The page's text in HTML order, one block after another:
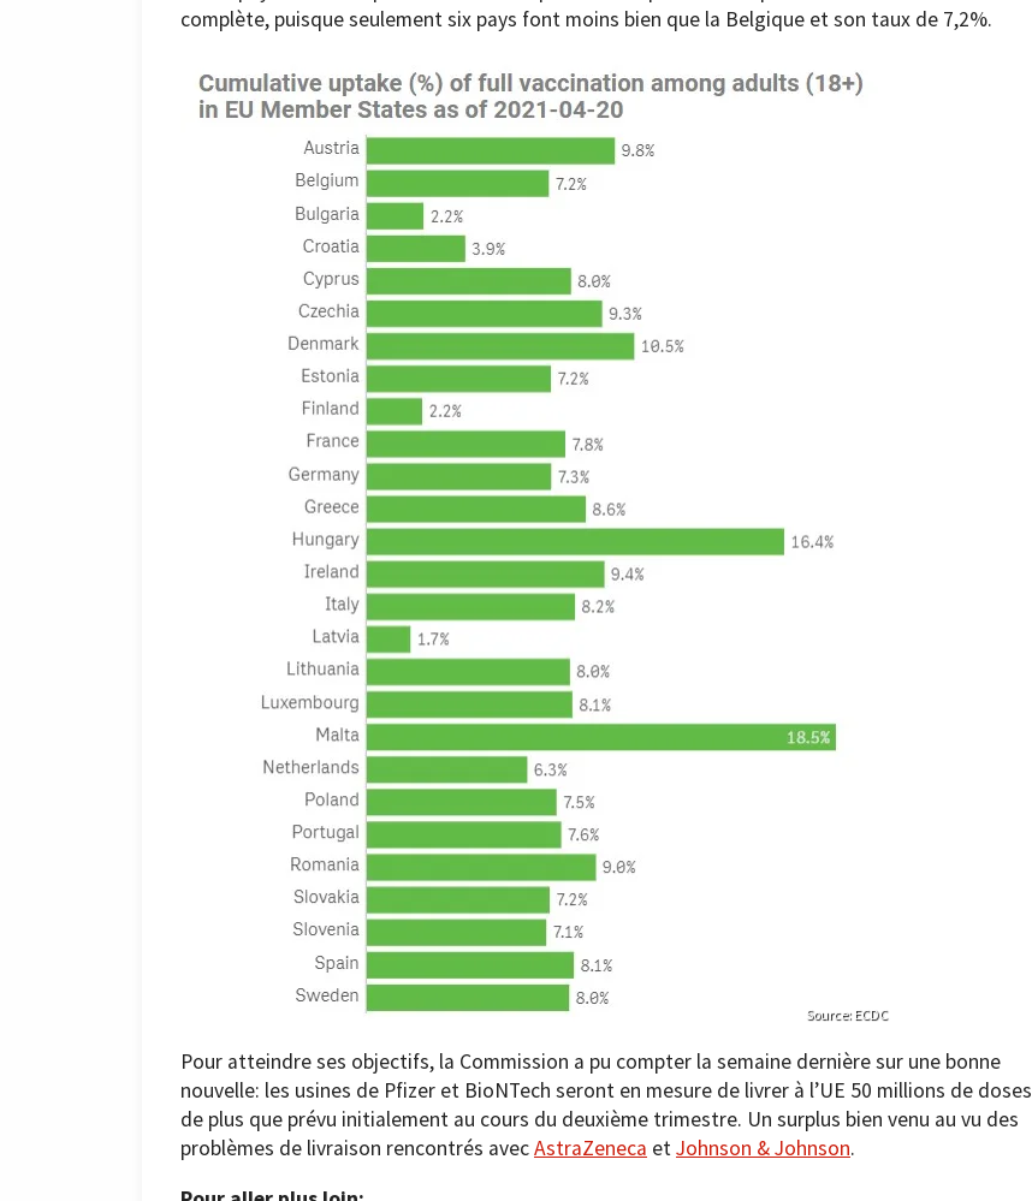
complète, puisque seulement six pays font moins bien que la Belgique et son taux de 7,2%.
Source: ECDC
Pour atteindre ses objectifs, la Commission a pu compter la semaine dernière sur une bonne
nouvelle: les usines de Pfizer et BioNTech seront en mesure de livrer à l’UE 50 millions de doses
de plus que prévu initialement au cours du deuxième trimestre. Un surplus bien venu au vu des
problèmes de livraison rencontrés avecAstraZeneca etJohnson & Johnson.